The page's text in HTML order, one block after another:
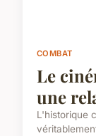
COMBAT
Le
une
L'historique